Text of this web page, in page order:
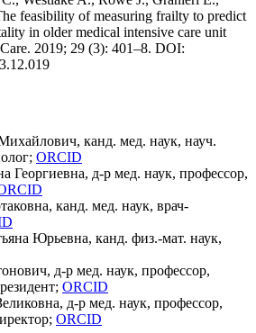
feasibility of measuring frailty to predict
in older medical intensive care unit
2019; 29 (3): 401–8. DOI:
канд. мед. наук, науч.
ORCID
Георгиевна, д-р мед. наук, профессор,
канд. мед. наук, врач-
Юрьевна, канд. физ.-мат. наук,
д-р мед. наук, профессор,
ORCID
д-р мед. наук, профессор,
ORCID